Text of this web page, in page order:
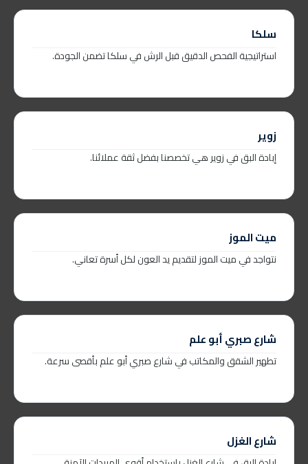
سلكا
استراتيجية الفحص الدقيق قبل الرش في سلكا تضمن الجودة.
زوير
إبادة البق في زوير هي تخصصنا بفضل ثقة عملائنا.
ميت الموز
نتواجد في ميت الموز لتقديم يد العون لكل أسرة تعاني.
شارع صبري أبو علم
تطهير الشقق والمكاتب في شارع صبري أبو علم بأقصى سرعة.
شارع الغزل